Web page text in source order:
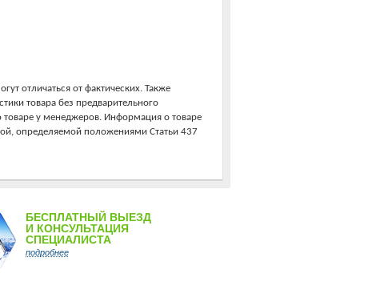
отличаться от фактических. Также
товара без предварительного
у менеджеров. Информация о товаре
определяемой положениями Статьи 437
БЕСПЛАТНЫЙ ВЫЕЗД
И КОНСУЛЬТАЦИЯ
СПЕЦИАЛИСТА
подробнее